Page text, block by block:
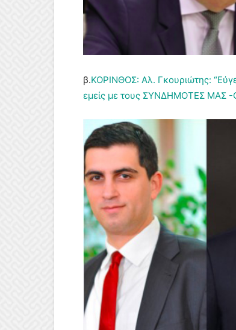
β.ΚΟΡΙΝΘΟΣ: Αλ. Γκουριώτης:
εμείς με τους ΣΥΝΔΗΜΟΤΕΣ ΜΑΣ -